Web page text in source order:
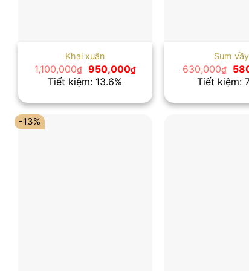
Khai xuân
1,100,000₫ Giá
gốc
là:
950,000₫Giá
hiện
950,000₫.
Tiết kiệm: 13.6%
Sum vầy
630,000₫
Giá
gốc
là:
Tiết kiệm:
-13%